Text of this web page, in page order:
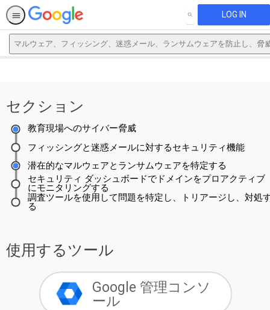
SEARCH LOG IN
マルウェア、フィッシング、迷惑メール、ランサムウェアを防止し、脅
English.
セクション
教育現場へのサイバー脅威
潜在的なマルウェアとランサムウェアを特定する
フィッシングと迷惑メールに対するセキュリティ機能
セキュリティ ダッシュボードでドメインをプロアクティブ
にモニタリングする
調査ツールを使用して問題を特定し、トリアージし、対処
る
使用するツール
Google 管理コンソ
ール